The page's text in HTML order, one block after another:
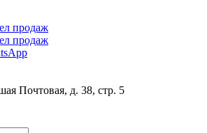
продаж
продаж
Почтовая, д. 38, стр. 5